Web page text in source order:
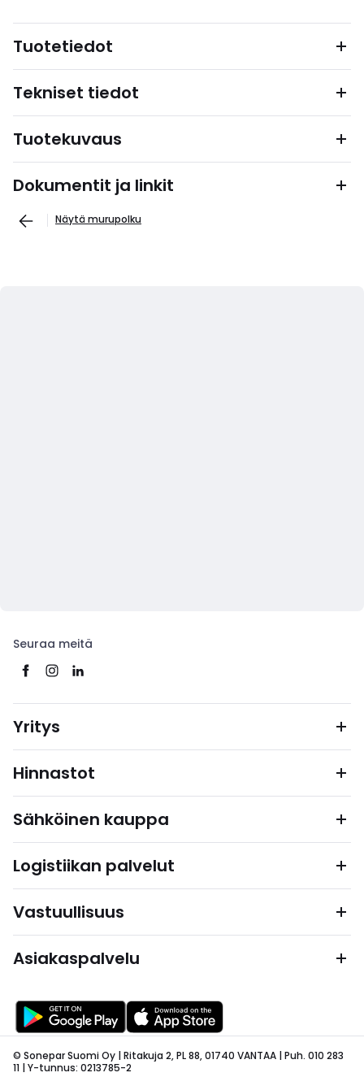
Tuotetiedot
Tekniset tiedot
Tuotekuvaus
Dokumentit ja linkit
Näytä murupolku
Seuraa meitä
Yritys
Hinnastot
Sähköinen kauppa
Logistiikan palvelut
Vastuullisuus
Asiakaspalvelu
© Sonepar Suomi Oy | Ritakuja 2, PL 88, 01740 VANTAA | Puh. 010 283
11 | Y-tunnus: 0213785-2